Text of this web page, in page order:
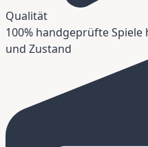
Qualität
100% handgeprüfte
und Zustand